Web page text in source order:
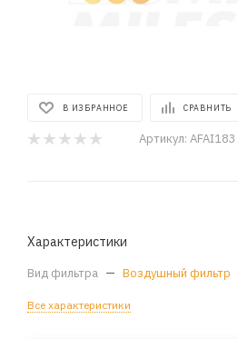
В ИЗБРАННОЕ СРАВНИТЬ
Артикул: AFAI183
Характеристики
Вид фильтра — Воздушный фильтр
Все характеристики